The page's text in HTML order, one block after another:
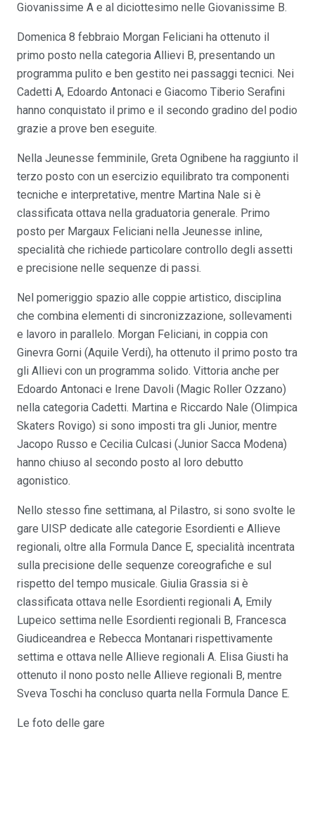
Giovanissime A e al diciottesimo nelle Giovanissime B.
Domenica 8 febbraio Morgan Feliciani ha ottenuto il
primo posto nella categoria Allievi B, presentando un
programma pulito e ben gestito nei passaggi tecnici. Nei
Cadetti A, Edoardo Antonaci e Giacomo Tiberio Serafini
hanno conquistato il primo e il secondo gradino del podio
grazie a prove ben eseguite.
Nella Jeunesse femminile, Greta Ognibene ha raggiunto il
terzo posto con un esercizio equilibrato tra componenti
tecniche e interpretative, mentre Martina Nale si è
classificata ottava nella graduatoria generale. Primo
posto per Margaux Feliciani nella Jeunesse inline,
specialità che richiede particolare controllo degli assetti
e precisione nelle sequenze di passi.
Nel pomeriggio spazio alle coppie artistico, disciplina
che combina elementi di sincronizzazione, sollevamenti
e lavoro in parallelo. Morgan Feliciani, in coppia con
Ginevra Gorni (Aquile Verdi), ha ottenuto il primo posto tra
gli Allievi con un programma solido. Vittoria anche per
Edoardo Antonaci e Irene Davoli (Magic Roller Ozzano)
nella categoria Cadetti. Martina e Riccardo Nale (Olimpica
Skaters Rovigo) si sono imposti tra gli Junior, mentre
Jacopo Russo e Cecilia Culcasi (Junior Sacca Modena)
hanno chiuso al secondo posto al loro debutto
agonistico.
Nello stesso fine settimana, al Pilastro, si sono svolte le
gare UISP dedicate alle categorie Esordienti e Allieve
regionali, oltre alla Formula Dance E, specialità incentrata
sulla precisione delle sequenze coreografiche e sul
rispetto del tempo musicale. Giulia Grassia si è
classificata ottava nelle Esordienti regionali A, Emily
Lupeico settima nelle Esordienti regionali B, Francesca
Giudiceandrea e Rebecca Montanari rispettivamente
settima e ottava nelle Allieve regionali A. Elisa Giusti ha
ottenuto il nono posto nelle Allieve regionali B, mentre
Sveva Toschi ha concluso quarta nella Formula Dance E.
Le foto delle gare